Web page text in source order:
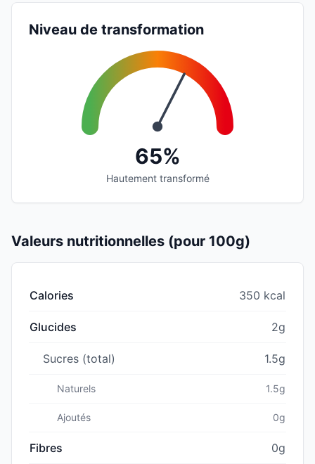
Niveau de transformation
65%
Hautement transformé
Valeurs nutritionnelles (pour 100g)
Calories 350 kcal
Glucides 2g
Sucres (total) 1.5g
Naturels 1.5g
Ajoutés 0g
Fibres 0g